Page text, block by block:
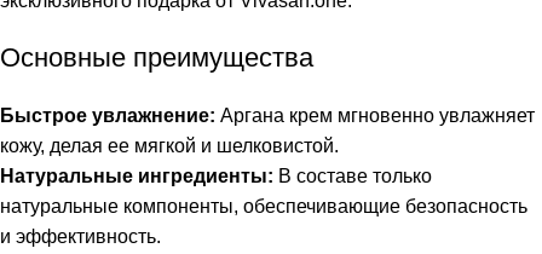
Основные преимущества
Быстрое увлажнение: Аргана крем мгновенно увлажняет
кожу, делая ее мягкой и шелковистой.
Натуральные ингредиенты: В составе только
натуральные компоненты, обеспечивающие безопасность
и эффективность.